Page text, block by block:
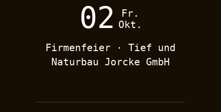
02
Fr.
Okt.
Firmenfeier · Tief und
Naturbau Jorcke GmbH